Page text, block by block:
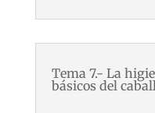
Tema 7.- La
básicos del